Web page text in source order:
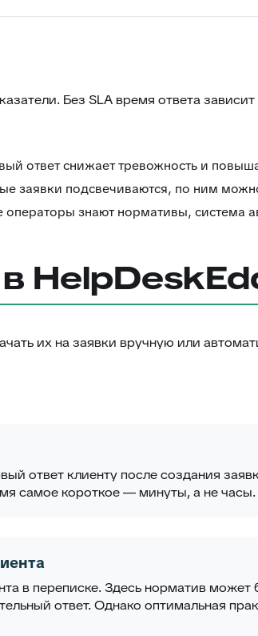
Без SLA время ответа
ответ снижает тревожность и
заявки подсвечиваются, по ним
операторы знают нормативы, система
их на заявки вручную или
ответ клиенту после создания
самое короткое — минуты, а не часы.
в переписке. Здесь норматив
ответ. Однако оптимальная